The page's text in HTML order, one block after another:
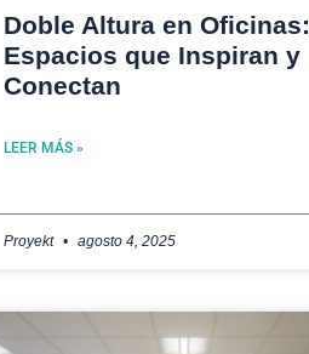
Doble Altura en Oficinas:
Espacios que Inspiran y
Conectan
LEER MÁS »
Proyekt agosto 4, 2025